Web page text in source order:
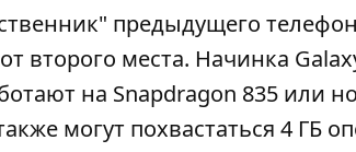
предыдущего
второго места. Начинка
на Snapdragon 835 или
могут похвастаться 4 ГБ